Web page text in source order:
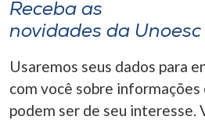
Receba as
novidades da Unoesc
Usaremos seus dados para
com você sobre
podem ser de seu interesse.